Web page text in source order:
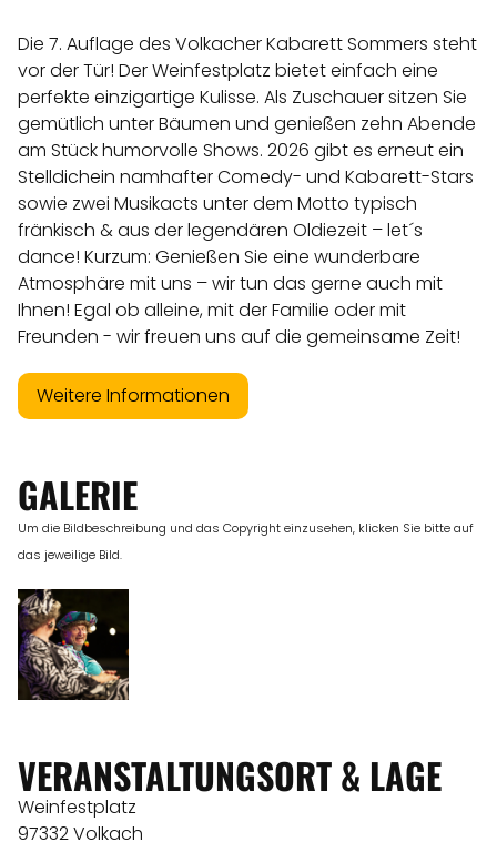
Die 7. Auflage des Volkacher Kabarett Sommers steht
vor der Tür! Der Weinfestplatz bietet einfach eine
perfekte einzigartige Kulisse. Als Zuschauer sitzen Sie
gemütlich unter Bäumen und genießen zehn Abende
am Stück humorvolle Shows. 2026 gibt es erneut ein
Stelldichein namhafter Comedy- und Kabarett-Stars
sowie zwei Musikacts unter dem Motto typisch
fränkisch & aus der legendären Oldiezeit – let´s
dance! Kurzum: Genießen Sie eine wunderbare
Atmosphäre mit uns – wir tun das gerne auch mit
Ihnen! Egal ob alleine, mit der Familie oder mit
Freunden - wir freuen uns auf die gemeinsame Zeit!
Weitere Informationen
GALERIE
Um die Bildbeschreibung und das Copyright einzusehen, klicken Sie bitte auf
das jeweilige Bild.
VERANSTALTUNGSORT & LAGE
Weinfestplatz
97332 Volkach